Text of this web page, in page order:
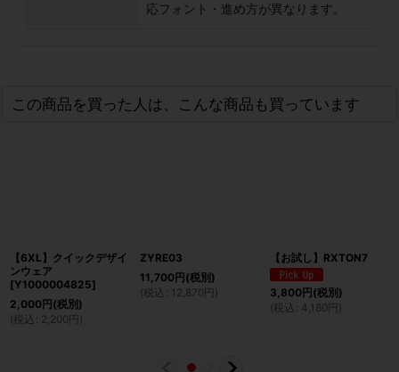
応フォント・進め方が異なります。
この商品を買った人は、こんな商品も買っています
【6XL】クイックデザイ
ンウェア
[Y1000004825]
2,000 円 (税別)
(税込 : 2,200 円 )
ZYRE03
11,700 円 (税別)
(税込 : 12,870 円 )
【お試し】RXTON7
3,800 円 (税別)
(税込 : 4,180 円 )